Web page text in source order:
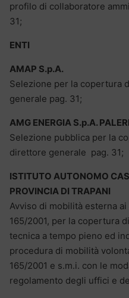
profilo di collaboratore
31;
ENTI
AMAP S.p.A.
Selezione per la copertura
generale pag. 31;
AMG ENERGIA S.p.A.
Selezione pubblica per la
direttore generale pag. 31;
ISTITUTO AUTONOMO
PROVINCIA DI TRAPANI
Avviso di mobilità esterna ai
165/2001, per la copertura
tecnica a tempo pieno ed
procedura di mobilità
165/2001 e s.m.i. con le
regolamento degli uffici e